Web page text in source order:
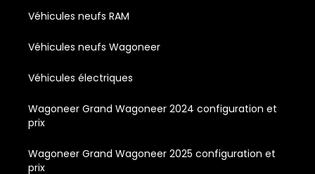
Véhicules neufs RAM
Véhicules neufs Wagoneer
Véhicules électriques
Wagoneer Grand Wagoneer 2024 configuration et
prix
Wagoneer Grand Wagoneer 2025 configuration et
prix